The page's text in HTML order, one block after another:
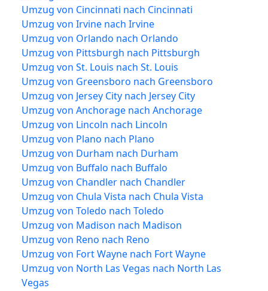
Umzug von Cincinnati nach Cincinnati
Umzug von Irvine nach Irvine
Umzug von Orlando nach Orlando
Umzug von Pittsburgh nach Pittsburgh
Umzug von St. Louis nach St. Louis
Umzug von Greensboro nach Greensboro
Umzug von Jersey City nach Jersey City
Umzug von Anchorage nach Anchorage
Umzug von Lincoln nach Lincoln
Umzug von Plano nach Plano
Umzug von Durham nach Durham
Umzug von Buffalo nach Buffalo
Umzug von Chandler nach Chandler
Umzug von Chula Vista nach Chula Vista
Umzug von Toledo nach Toledo
Umzug von Madison nach Madison
Umzug von Reno nach Reno
Umzug von Fort Wayne nach Fort Wayne
Umzug von North Las Vegas nach North Las
Vegas